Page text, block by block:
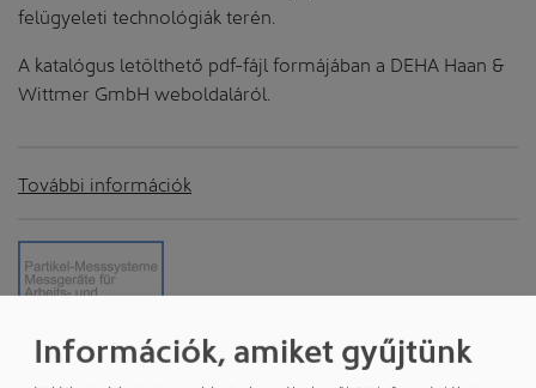
felügyeleti technológiák terén.
A katalógus letölthető pdf-fájl formájában a DEHA Haan &
Wittmer GmbH weboldaláról.
További információk
Információk, amiket gyűjtünk